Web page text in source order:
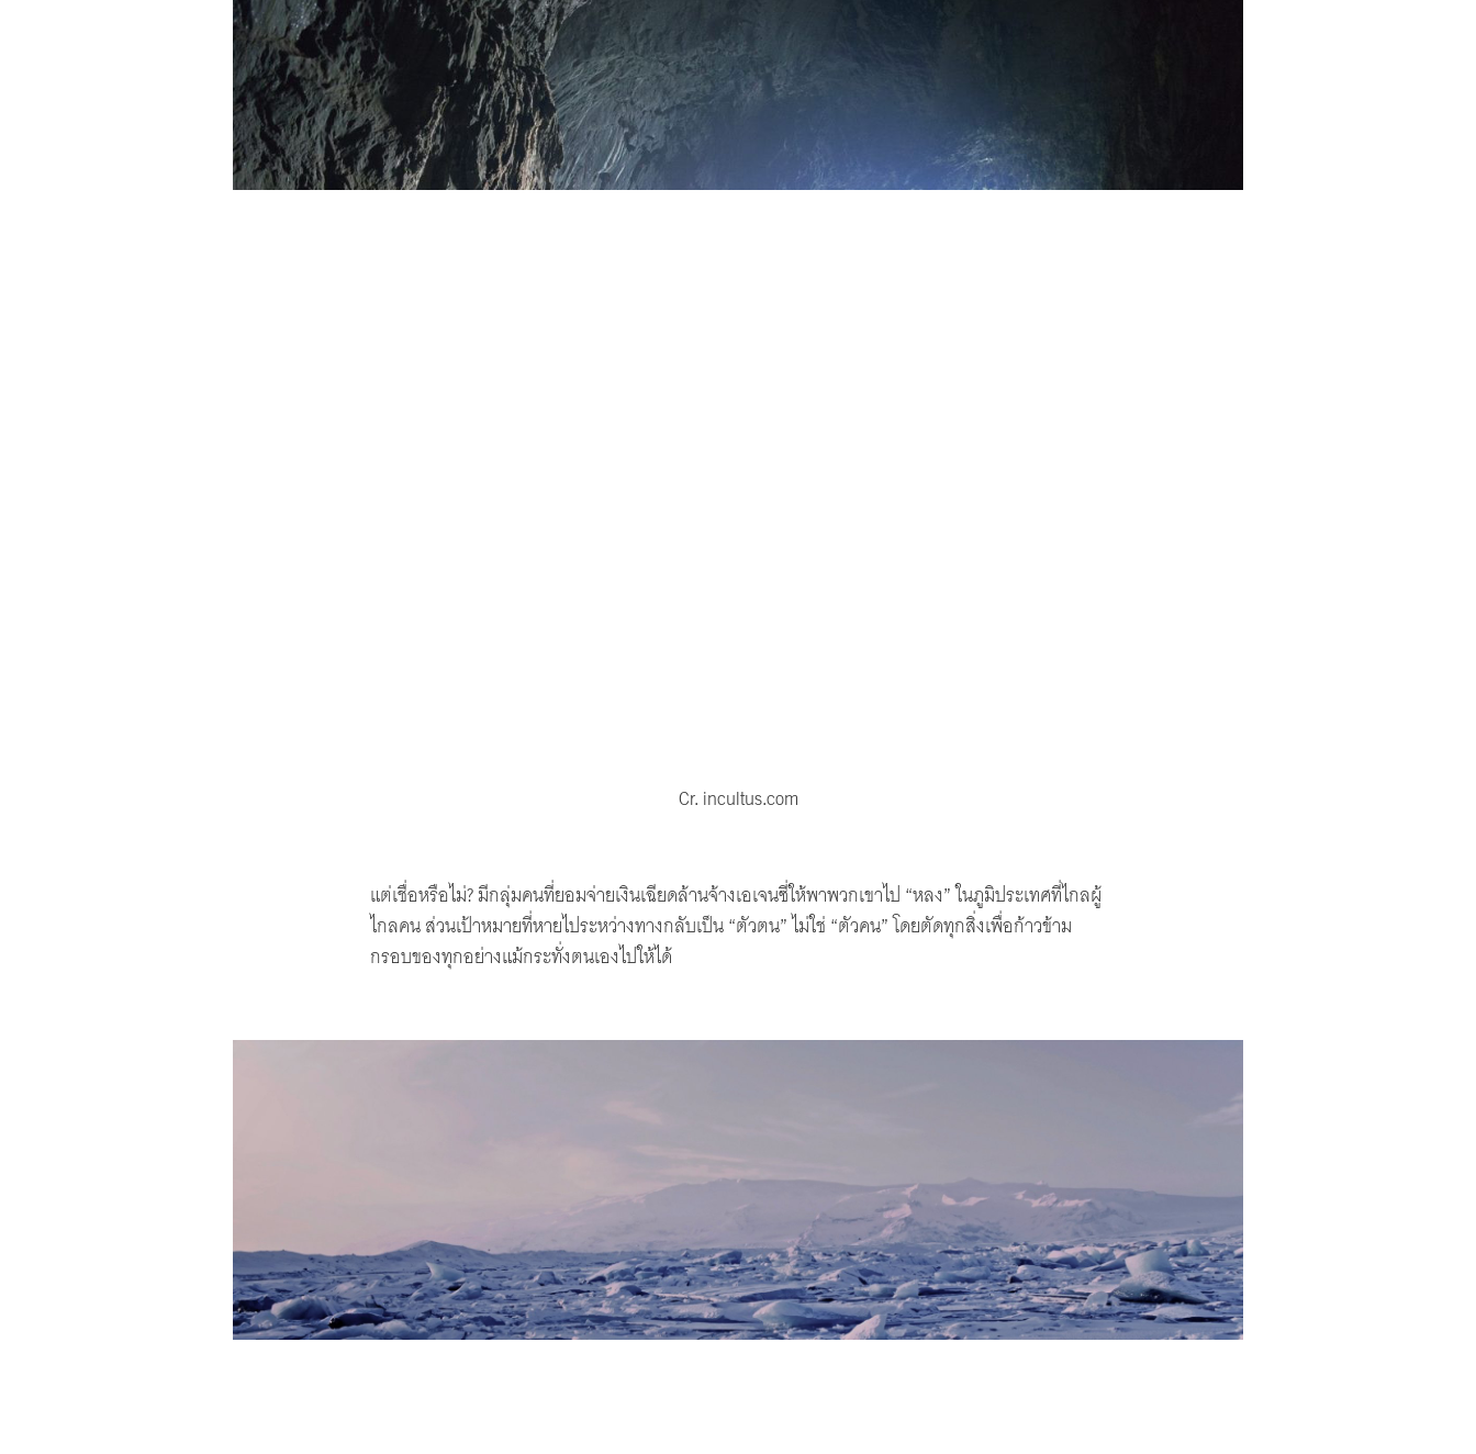
Cr. incultus.com
แต่เชื่อหรือไม่? มีกลุ่มคนที่ยอมจ่ายเงินเฉียดล้านจ้างเอเจนซี่ให้พาพวกเขาไป “หลง” ในภูมิประเทศที่ไกลผู้
ไกลคน ส่วนเป้าหมายที่หายไประหว่างทางกลับเป็น “ตัวตน” ไม่ใช่ “ตัวคน” โดยตัดทุกสิ่งเพื่อก้าวข้าม
กรอบของทุกอย่างแม้กระทั่งตนเองไปให้ได้